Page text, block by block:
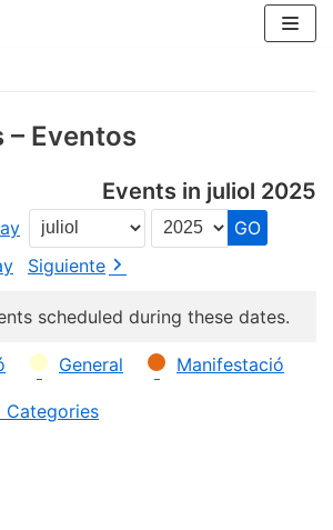
Eventos
Events in juliol 2025
Month
Year
Siguiente
scheduled during these dates.
General Manifestació
Categories